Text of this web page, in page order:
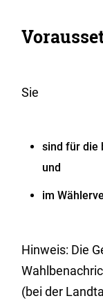
Sie
sind für die
und
im
Hinweis: Die
(bei der